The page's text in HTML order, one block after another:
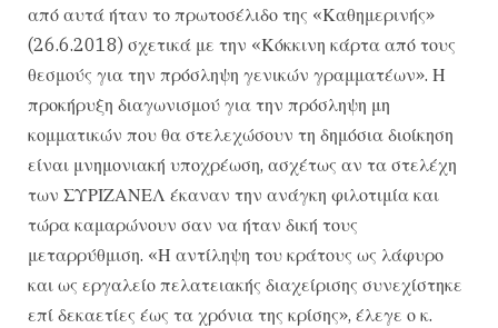
από αυτά ήταν το πρωτοσέλιδο της «Καθημερινής»
(26.6.2018) σχετικά με την «Κόκκινη κάρτα από τους
θεσμούς για την πρόσληψη γενικών γραμματέων». Η
προκήρυξη διαγωνισμού για την πρόσληψη μη
κομματικών που θα στελεχώσουν τη δημόσια διοίκηση
είναι μνημονιακή υποχρέωση, ασχέτως αν τα στελέχη
των ΣΥΡΙΖΑΝΕΛ έκαναν την ανάγκη φιλοτιμία και
τώρα καμαρώνουν σαν να ήταν δική τους
μεταρρύθμιση. «Η αντίληψη του κράτους ως λάφυρο
και ως εργαλείο πελατειακής διαχείρισης συνεχίστηκε
επί δεκαετίες έως τα χρόνια της κρίσης», έλεγε ο κ.